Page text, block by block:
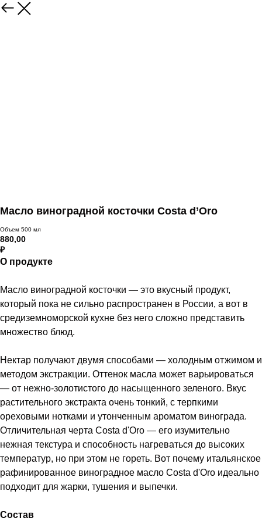
Масло виноградной косточки Costa d’Oro
Объем 500 мл
880,00
₽
О продукте
Масло виноградной косточки — это вкусный продукт,
который пока не сильно распространен в России, а вот в
средиземноморской кухне без него сложно представить
множество блюд.
Нектар получают двумя способами — холодным отжимом и
методом экстракции. Оттенок масла может варьироваться
— от нежно-золотистого до насыщенного зеленого. Вкус
растительного экстракта очень тонкий, с терпкими
ореховыми нотками и утонченным ароматом винограда.
Отличительная черта Costa d'Oro — его изумительно
нежная текстура и способность нагреваться до высоких
температур, но при этом не гореть. Вот почему итальянское
рафинированное виноградное масло Costa d'Oro идеально
подходит для жарки, тушения и выпечки.
Состав